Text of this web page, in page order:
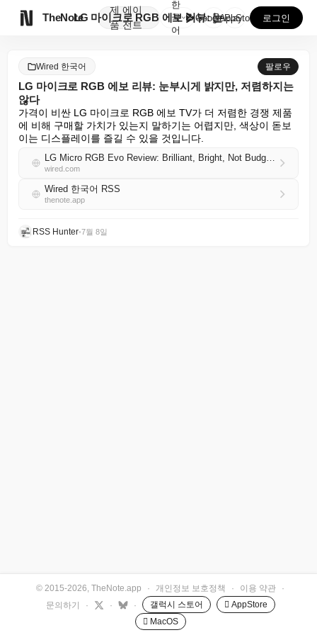
TheNote
제
품
에이
전트
LG 마이크로 RGB 에보 리뷰: 눈부시게 밝지만, 저...
한
국
어
GooglePlay
AppStore 로그인
Wired 한국어 팔로우
LG 마이크로 RGB 에보 리뷰: 눈부시게 밝지만, 저렴하지는
않다
가격이 비싼 LG 마이크로 RGB 에보 TV가 더 저렴한 경쟁 제품
에 비해 구매할 가치가 있는지 말하기는 어렵지만, 색상이 돋보
이는 디스플레이를 즐길 수 있을 것입니다.
LG Micro RGB Evo Review: Brilliant, Bright, Not Budget-Friendly
wired.com
Wired 한국어 RSS
thenote.app
RSS Hunter•7월 8일
© 2015-2026, TheNote.app · 개인정보 보호정책 · 이용 약관
·
문의하기
· · · 갤럭시 스토어
 AppStore
 MacOS